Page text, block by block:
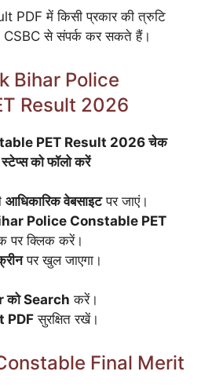
PDF में किसी प्रकार की त्रुटि
CSBC से संपर्क कर सकते हैं।
Bihar Police
Result 2026
PET Result 2026 चेक
को फॉलो करें
आधिकारिक वेबसाइटपर जाएं।
Police Constable PET
पर क्लिक करें।
पर खुल जाएगा।
को Search करें।
PDFसुरक्षित रखें।
Final Merit